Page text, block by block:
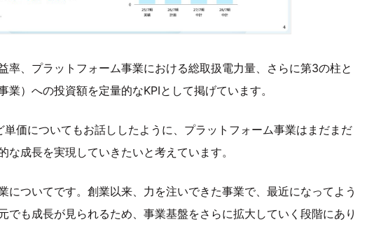
率、プラットフォーム事業における総取扱電力量、さらに第3の柱と
）への投資額を定量的なKPIとして掲げています。
価についてもお話ししたように、プラットフォーム事業はまだまだ
な成長を実現していきたいと考えています。
についてです。創業以来、力を注いできた事業で、最近になってよう
でも成長が見られるため、事業基盤をさらに拡大していく段階にあり